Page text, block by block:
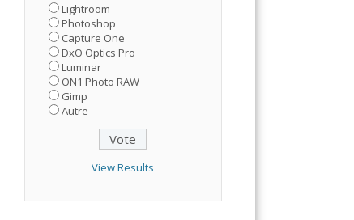
Lightroom
Photoshop
Capture One
DxO Optics Pro
Luminar
ON1 Photo RAW
Gimp
Autre
View Results